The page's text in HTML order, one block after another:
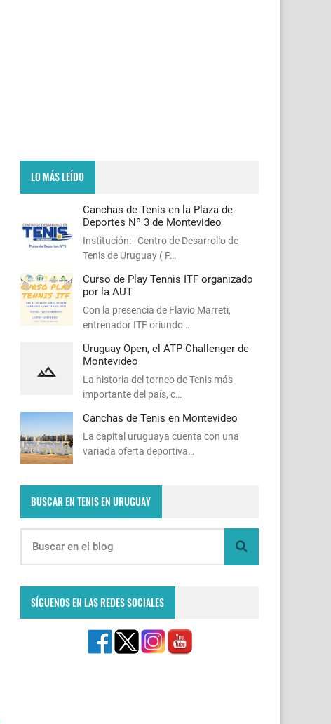
LO MÁS LEÍDO
Canchas de Tenis en la Plaza de
Deportes Nº 3 de Montevideo
Institución: Centro de Desarrollo de
Tenis de Uruguay ( P…
Curso de Play Tennis ITF organizado
por la AUT
Con la presencia de Flavio Marreti,
entrenador ITF oriundo…
Uruguay Open, el ATP Challenger de
Montevideo
La historia del torneo de Tenis más
importante del país, c…
Canchas de Tenis en Montevideo
La capital uruguaya cuenta con una
variada oferta deportiva…
BUSCAR EN TENIS EN URUGUAY
SÍGUENOS EN LAS REDES SOCIALES